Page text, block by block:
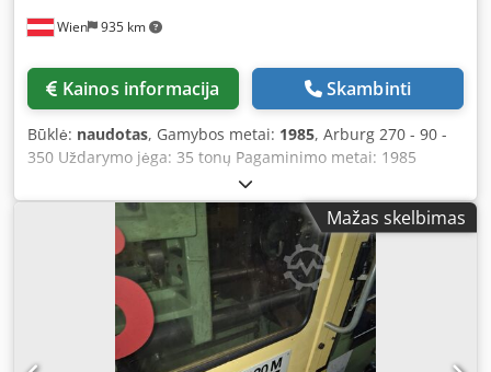
Wien 935 km
Kainos informacija Skambinti
Būklė: naudotas, Gamybos metai: 1985, Arburg 270 - 90 -
350 Uždarymo jėga: 35 tonų Pagaminimo metai: 1985
Sraigto skersmuo: 22 mm Stulpelių atstumas: 27 x 27 cm
Chodox I Rg Dopfx Ac Eoa
Mažas skelbimas